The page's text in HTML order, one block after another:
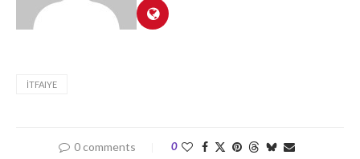
İTFAIYE
0 comments 0